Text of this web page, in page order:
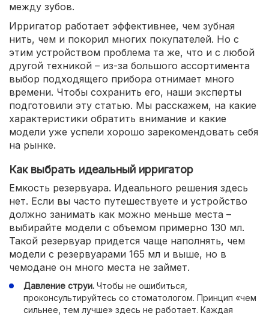
между зубов.
Ирригатор работает эффективнее, чем зубная
нить, чем и покорил многих покупателей. Но с
этим устройством проблема та же, что и с любой
другой техникой – из-за большого ассортимента
выбор подходящего прибора отнимает много
времени. Чтобы сохранить его, наши эксперты
подготовили эту статью. Мы расскажем, на какие
характеристики обратить внимание и какие
модели уже успели хорошо зарекомендовать себя
на рынке.
Как выбрать идеальный ирригатор
Емкость резервуара. Идеального решения здесь
нет. Если вы часто путешествуете и устройство
должно занимать как можно меньше места –
выбирайте модели с объемом примерно 130 мл.
Такой резервуар придется чаще наполнять, чем
модели с резервуарами 165 мл и выше, но в
чемодане он много места не займет.
Давление струи. Чтобы не ошибиться,
проконсультируйтесь со стоматологом. Принцип «чем
сильнее, тем лучше» здесь не работает. Каждая